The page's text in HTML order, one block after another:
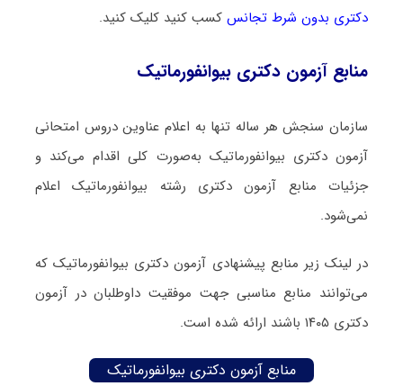
دکتری بدون شرط تجانسکسب کنید کلیک کنید.
منابع آزمون دکتری بیوانفورماتیک
سازمان سنجش هر ساله تنها به اعلام عناوین دروس امتحانی
آزمون دکتری بیوانفورماتیک به‌صورت کلی اقدام می‌کند و
جزئیات منابع آزمون دکتری رشته بیوانفورماتیک اعلام
نمی‌شود.
در لینک زیر منابع پیشنهادی آزمون دکتری بیوانفورماتیک که
می‌توانند منابع مناسبی جهت موفقیت داوطلبان در آزمون
دکتری ۱۴۰۵ باشند ارائه شده است.
منابع آزمون دکتری بیوانفورماتیک